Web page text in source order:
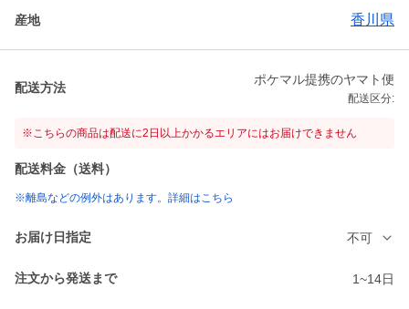
産地 香川県
配送方法
ポケマル提携のヤマト便
配送区分:
※こちらの商品は配送に2日以上かかるエリアにはお届けできません
配送料金（送料）
※離島などの例外はあります。詳細はこちら
お届け日指定 不可
注文から発送まで 1~14日